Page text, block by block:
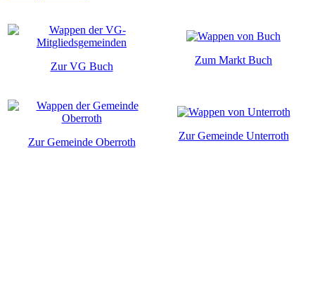
Zur VG Buch
Zum Markt Buch
Zur Gemeinde Oberroth
Zur Gemeinde Unterroth